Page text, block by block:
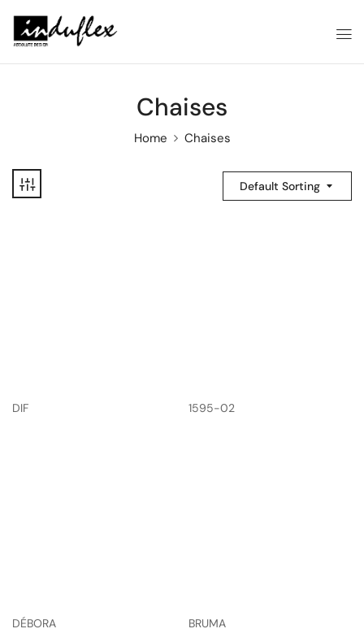
Chaises
Home Chaises
Default Sorting
DIF 1595-02
DÉBORA BRUMA